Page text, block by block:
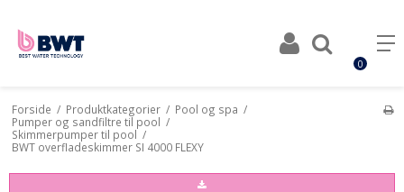
0
Forside / Produktkategorier / Pool og spa /
Pumper og sandfiltre til pool /
Skimmerpumper til pool /
BWT overfladeskimmer SI 4000 FLEXY